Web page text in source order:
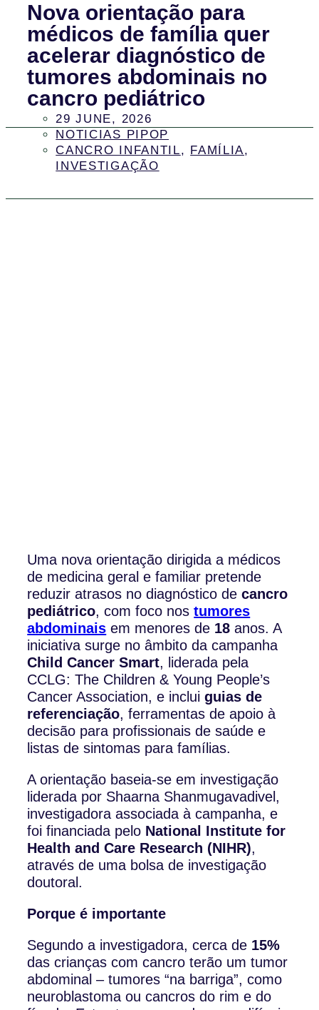
Nova orientação para
médicos de família quer
acelerar diagnóstico de
tumores abdominais no
cancro pediátrico
29 JUNE, 2026
NOTICIAS PIPOP
CANCRO INFANTIL, FAMÍLIA,
INVESTIGAÇÃO
Uma nova orientação dirigida a médicos
de medicina geral e familiar pretende
reduzir atrasos no diagnóstico decancro
pediátrico, com foco nostumores
abdominais em menores de 18 anos. A
iniciativa surge no âmbito da campanha
Child Cancer Smart, liderada pela
CCLG: The Children & Young People’s
Cancer Association, e incluiguias de
referenciação, ferramentas de apoio à
decisão para profissionais de saúde e
listas de sintomas para famílias.
A orientação baseia-se em investigação
liderada por Shaarna Shanmugavadivel,
investigadora associada à campanha, e
foi financiada pelo National Institute for
Health and Care Research (NIHR),
através de uma bolsa de investigação
doutoral.
Porque é importante
Segundo a investigadora, cerca de 15%
das crianças com cancro terão um tumor
abdominal – tumores “na barriga”, como
neuroblastoma ou cancros do rim e do